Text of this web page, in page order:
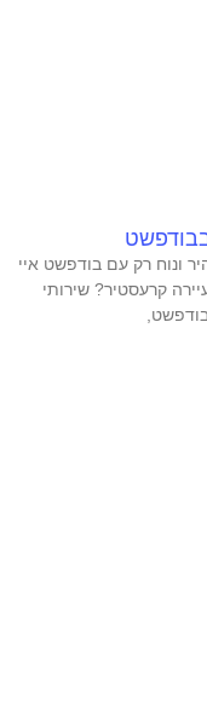
ונוח רק עם בודפשט איי
קרעסטיר? שירותי